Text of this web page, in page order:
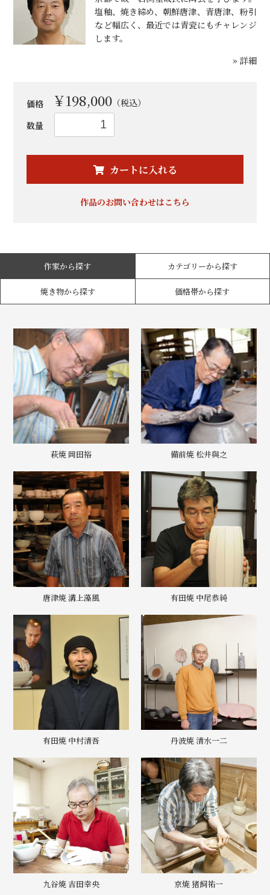
塩釉、焼き締め、朝鮮唐津、青唐津、粉引
など幅広く、最近では青瓷にもチャレンジ
します。
» 詳細
価格 ￥198,000 （税込）
数量
カートに入れる
お買い物を続ける カートへ進む
作品のお問い合わせはこちら
作家から探す カテゴリーから探す
焼き物から探す 価格帯から探す
萩焼 岡田裕 備前焼 松井與之
唐津焼 溝上藻風 有田焼 中尾恭純
有田焼 中村清吾 丹波焼 清水一二
九谷焼 吉田幸央 京焼 猪飼祐一